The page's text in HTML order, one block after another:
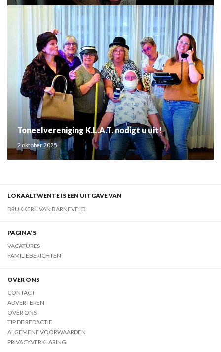
Toneelvereniging K.L.A.T. nodigt u uit!
2 oktober 2025
LOKAALTWENTE IS EEN UITGAVE VAN
DRUKKERIJ VAN BARNEVELD
PAGINA'S
VACATURES
FAMILIEBERICHTEN
OVER ONS
CONTACT
ADVERTEREN
OVER ONS
TIP DE REDACTIE
ALGEMENE VOORWAARDEN
PRIVACYVERKLARING